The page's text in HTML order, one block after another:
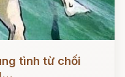
tình từ chối